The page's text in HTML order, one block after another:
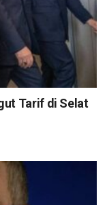
Tarif di Selat